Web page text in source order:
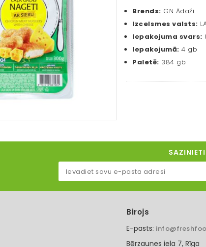
Brends: GN Ādaži
Izcelsmes valsts:
Iepakojuma svars:
Iepakojumā: 4 gb
Paletē: 384 gb
Birojs
E-pasts:
Bērzaunes iela 7, Rīga